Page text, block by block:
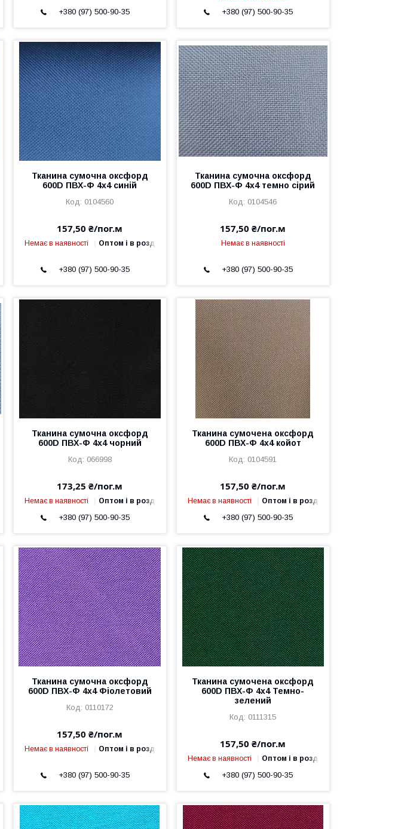
+380 (97) 500-90-35 +380 (97) 500-90-35
Тканина сумочна оксфорд
600D ПВХ-Ф 4x4 синій
0104560
157,50 ₴/пог.м
Немає в наявності Оптом і в роздріб
+380 (97) 500-90-35
Тканина сумочна оксфорд
600D ПВХ-Ф 4x4 темно сірий
0104546
157,50 ₴/пог.м
Немає в наявності
+380 (97) 500-90-35
Тканина сумочна оксфорд
600D ПВХ-Ф 4x4 чорний
066998
173,25 ₴/пог.м
Немає в наявності Оптом і в роздріб
+380 (97) 500-90-35
Тканина сумочена оксфорд
600D ПВХ-Ф 4x4 койот
0104591
157,50 ₴/пог.м
Немає в наявності Оптом і в роздріб
+380 (97) 500-90-35
Тканина сумочна оксфорд
600D ПВХ-Ф 4x4 Фіолетовий
0110172
157,50 ₴/пог.м
Немає в наявності Оптом і в роздріб
+380 (97) 500-90-35
Тканина сумочена оксфорд
600D ПВХ-Ф 4x4 Темно-
зелений
0111315
157,50 ₴/пог.м
Немає в наявності Оптом і в роздріб
+380 (97) 500-90-35